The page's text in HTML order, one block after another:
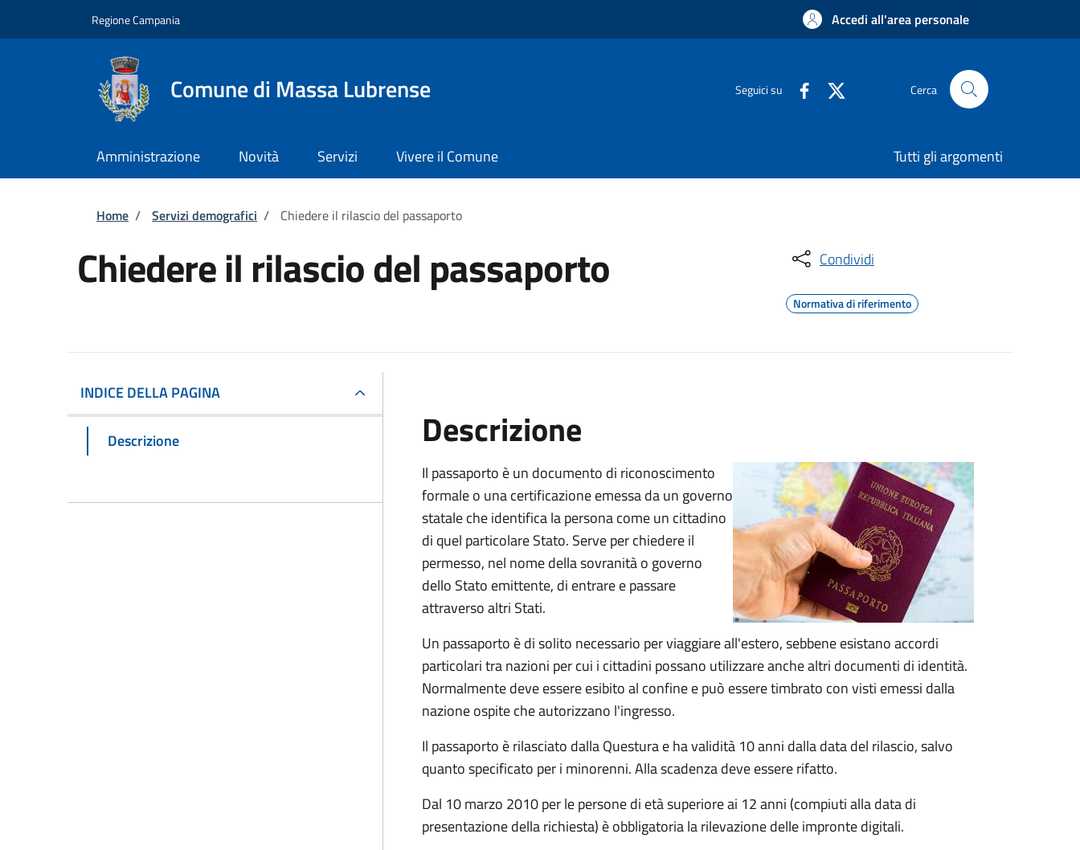
Regione Campania Accedi all'area personale
Comune di Massa Lubrense Seguici su Cerca
Amministrazione Novità Servizi Vivere il Comune Tutti gli argomenti
Briciole di pane
Home / Servizi demografici / Chiedere il rilascio del passaporto
Chiedere il rilascio del passaporto Condividi
Normativa di riferimento
INDICE DELLA PAGINA
Descrizione Descrizione
Il passaporto è un documento di riconoscimento
formale o una certificazione emessa da un governo
statale che identifica la persona come un cittadino
di quel particolare Stato. Serve per chiedere il
permesso, nel nome della sovranità o governo
dello Stato emittente, di entrare e passare
attraverso altri Stati.
Un passaporto è di solito necessario per viaggiare all'estero, sebbene esistano accordi
particolari tra nazioni per cui i cittadini possano utilizzare anche altri documenti di identità.
Normalmente deve essere esibito al confine e può essere timbrato con visti emessi dalla
nazione ospite che autorizzano l'ingresso.
Il passaporto è rilasciato dalla Questura e ha validità 10 anni dalla data del rilascio, salvo
quanto specificato per i minorenni. Alla scadenza deve essere rifatto.
Dal 10 marzo 2010 per le persone di età superiore ai 12 anni (compiuti alla data di
presentazione della richiesta) è obbligatoria la rilevazione delle impronte digitali.